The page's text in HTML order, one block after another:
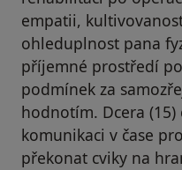
empatii,
ohleduplnost pana
příjemné prostředí
podmínek za
hodnotím. Dcera
komunikaci v čase
překonat cviky na